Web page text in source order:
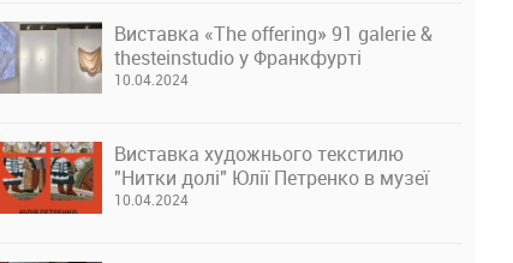
Виставка «The offering» 91 galerie &
thesteinstudio у Франкфурті
10.04.2024
Виставка художнього текстилю
"Нитки долі" Юлії Петренко в музеї
10.04.2024